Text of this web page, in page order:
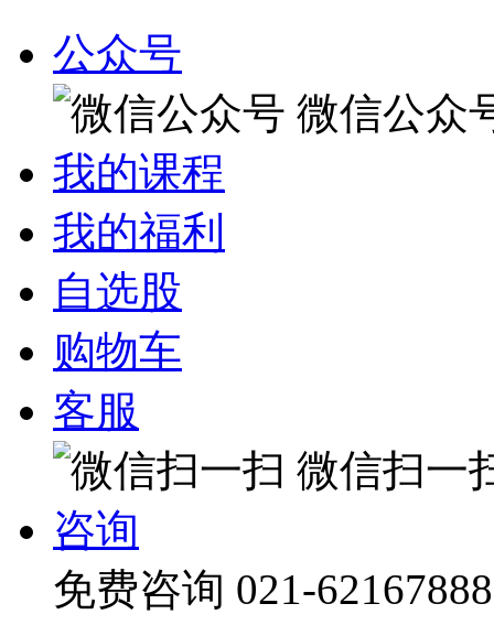
公众号
微信公众
我的课程
我的福利
自选股
购物车
客服
微信扫一
咨询
免费咨询 021-62167888